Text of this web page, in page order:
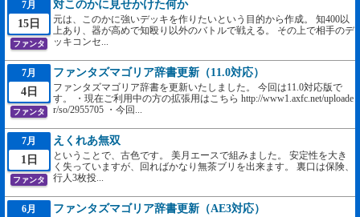
7月
15日
ファンタ
対このかに見せかけた何か
元は、このかに強いデッキを作りたいという目的から作成。 知400以
上あり、器が高めで知殴り以外のバトルで戦える。 その上で相手のデ
ッキコンセ...
7月
4日
ファンタ
ファンタズマゴリア辞書更新（11.0対応）
ファンタズマゴリア辞書を更新いたしました。 今回は11.0対応版で
す。 ・現在ご利用中の方の拡張用はこちら http://www1.axfc.net/uploade
r/so/2955705 ・今回...
7月
1日
ファンタ
えくれあ無双
ということで、古色です。 美月エースで組みました。 安定性を大き
く失っていますが、回ればかなり無茶ブリを出来ます。 裏口は保険、
行人3枚投...
6月 ファンタズマゴリア辞書更新（AE3対応）